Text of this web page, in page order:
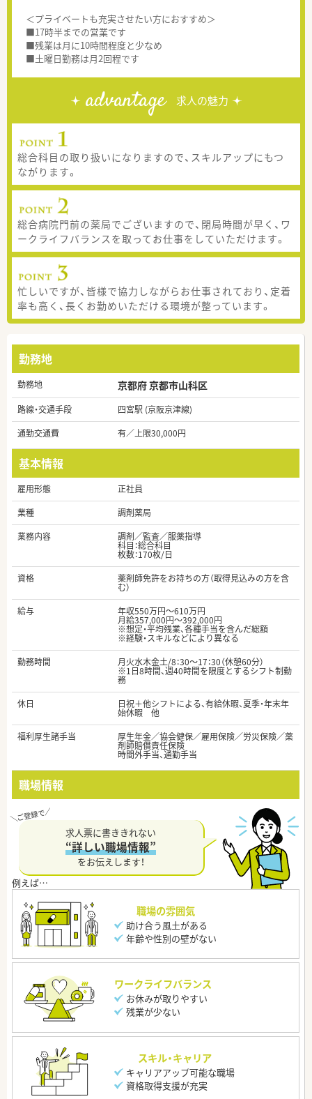
＜プライベートも充実させたい方におすすめ＞
■17時半までの営業です
■残業は月に10時間程度と少なめ
■土曜日勤務は月2回程です
advantage 求人の魅力
総合科目の取り扱いになりますので、スキルアップにもつ
ながります。
総合病院門前の薬局でございますので、閉局時間が早く、ワ
ークライフバランスを取ってお仕事をしていただけます。
忙しいですが、皆様で協力しながらお仕事されており、定着
率も高く、長くお勤めいただける環境が整っています。
勤務地
勤務地 京都府 京都市山科区
路線・交通手段
四宮駅 (京阪京津線)
通勤交通費
有／上限30,000円
基本情報
雇用形態
正社員
業種
調剤薬局
業務内容
調剤／監査／服薬指導
科目：総合科目
枚数：170枚/日
資格
薬剤師免許をお持ちの方（取得見込みの方を含
む）
給与
年収550万円～610万円
月給357,000円～392,000円
※想定・平均残業、各種手当を含んだ総額
※経験・スキルなどにより異なる
勤務時間
月火水木金土/8：30～17：30（休憩60分）
※1日8時間、週40時間を限度とするシフト制勤
務
休日
日祝＋他シフトによる、有給休暇、夏季・年末年
始休暇 他
福利厚生諸手当
厚生年金／協会健保／雇用保険／労災保険／薬
剤師賠償責任保険
時間外手当、通勤手当
職場情報
求人票に書ききれない
“詳しい職場情報”
をお伝えします！
職場の雰囲気
助け合う風土がある
年齢や性別の壁がない
ワークライフバランス
お休みが取りやすい
残業が少ない
スキル・キャリア
キャリアアップ可能な職場
資格取得支援が充実